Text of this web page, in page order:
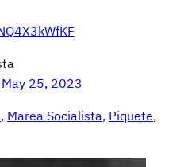
May 25, 2023
, Marea Socialista, Piquete